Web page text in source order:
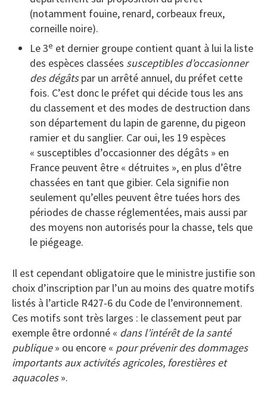
(notamment fouine, renard, corbeaux freux,
corneille noire).
Le 3e et dernier groupe contient quant à lui la liste
des espèces classées susceptibles d’occasionner
des dégâtspar un arrêté annuel, du préfet cette
fois. C’est donc le préfet qui décide tous les ans
du classement et des modes de destruction dans
son département du lapin de garenne, du pigeon
ramier et du sanglier. Car oui, les 19 espèces
« susceptibles d’occasionner des dégâts » en
France peuvent être « détruites », en plus d’être
chassées en tant que gibier. Cela signifie non
seulement qu’elles peuvent être tuées hors des
périodes de chasse réglementées, mais aussi par
des moyens non autorisés pour la chasse, tels que
le piégeage.
Il est cependant obligatoire que le ministre justifie son
choix d’inscription par l’un au moins des quatre motifs
listés à l’article R427-6 du Code de l’environnement.
Ces motifs sont très larges : le classement peut par
exemple être ordonné « dans l’intérêt de la santé
publique» ou encore « pour prévenir des dommages
importants aux activités agricoles, forestières et
aquacoles».